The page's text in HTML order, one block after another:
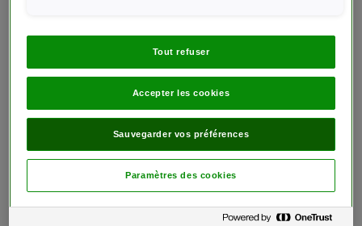
Commençons par le début
Tout refuser
Accepter les cookies
Sauvegarder vos préférences
Paramètres des cookies